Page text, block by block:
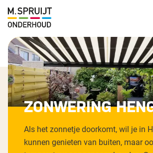
ZONWERING
Als het zonnetje doorkomt, wil je in
kunnen genieten van buiten, maar